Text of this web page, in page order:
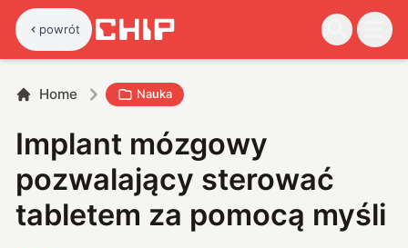
powrót
Home Nauka
Implant mózgowy
pozwalający sterować
tabletem za pomocą myśli